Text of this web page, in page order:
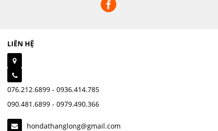
LIÊN HỆ
076.212.6899 - 0936.414.785
090.481.6899 - 0979.490.366
hondathanglong@gmail.com